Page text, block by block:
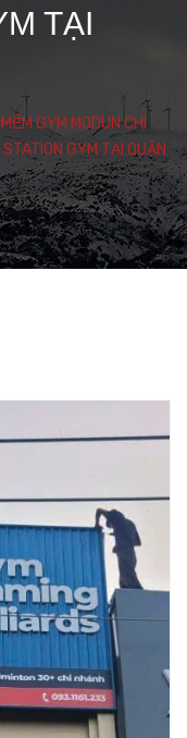
TẠI
GYM MODUN CHI
GYM TẠI QUẬN